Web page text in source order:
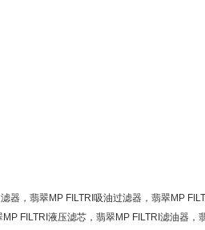
器，翡翠MP FILTRI吸油过滤器，翡翠MP
FILTRI液压滤芯，翡翠MP FILTRI滤油器